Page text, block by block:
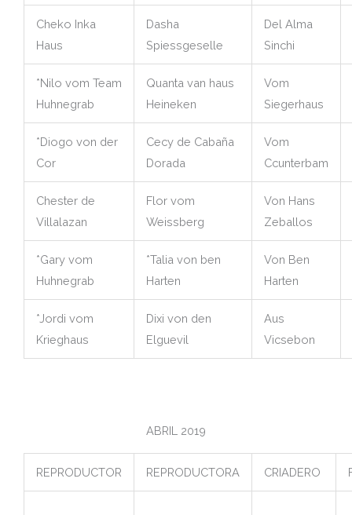
Cheko Inka
Haus
Dasha
Spiessgeselle
Del Alma
Sinchi
*Nilo vom Team
Huhnegrab
Quanta van haus
Heineken
Vom
Siegerhaus
*Diogo von der
Cor
Cecy de Cabaña
Dorada
Vom
Ccunterbam
Chester de
Villalazan
Flor vom
Weissberg
Von Hans
Zeballos
*Gary vom
Huhnegrab
*Talia von ben
Harten
Von Ben
Harten
*Jordi vom
Krieghaus
Dixi von den
Elguevil
Aus
Vicsebon
ABRIL 2019
REPRODUCTOR REPRODUCTORA CRIADERO